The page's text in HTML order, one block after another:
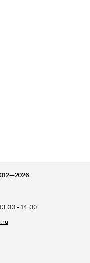
– 14:00